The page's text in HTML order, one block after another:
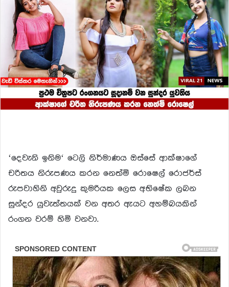
‘දෙවැනි ඉනිම‘ ටෙලි නිර්මාණය ඔස්සේ ආක්ෂාගේ
චරිතය නිරුපණය කරන නෙත්මි රොෂෙල් රොජර්ස්
රුපවාහිනි අවුරුදු කුමරියක ලෙස අභිෂේක ලබන
සුන්දර යුවැත්තයක් වන අතර ඇයට අහම්බයකින්
රංගන වරම් හිමි වනවා.